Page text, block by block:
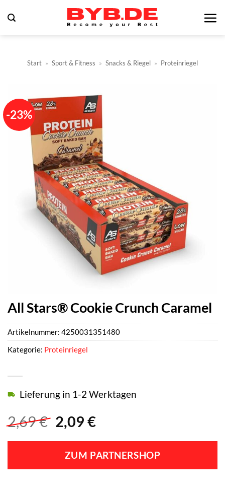
Inhalt
Start » Sport & Fitness » Snacks & Riegel » Proteinriegel
-23%
All Stars® Cookie Crunch Caramel
2,69€ Ursprünglicher
war:
2,69 €
2,09 €Aktueller
ist:
2,09 €.
Lieferung in 1-2 Werktagen
ZUM PARTNERSHOP
Artikelnummer: 4250031351480
Kategorie: Proteinriegel